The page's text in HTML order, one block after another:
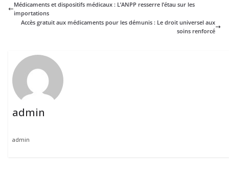
Médicaments et dispositifs médicaux : L’ANPP resserre l’étau sur les
importations
Accès gratuit aux médicaments pour les démunis : Le droit universel aux
soins renforcé
admin
admin